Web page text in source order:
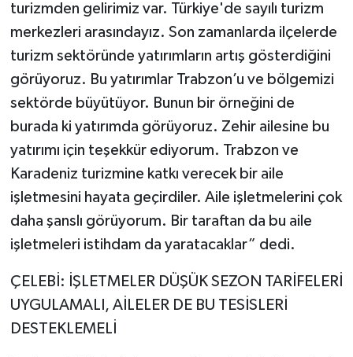
turizmden gelirimiz var. Türkiye'de sayılı turizm
merkezleri arasındayız. Son zamanlarda ilçelerde
turizm sektöründe yatırımların artış gösterdiğini
görüyoruz. Bu yatırımlar Trabzon’u ve bölgemizi
sektörde büyütüyor. Bunun bir örneğini de
burada ki yatırımda görüyoruz. Zehir ailesine bu
yatırımı için teşekkür ediyorum. Trabzon ve
Karadeniz turizmine katkı verecek bir aile
işletmesini hayata geçirdiler. Aile işletmelerini çok
daha şanslı görüyorum. Bir taraftan da bu aile
işletmeleri istihdam da yaratacaklar” dedi.
ÇELEBİ: İŞLETMELER DÜŞÜK SEZON TARİFELERİ
UYGULAMALI, AİLELER DE BU TESİSLERİ
DESTEKLEMELİ